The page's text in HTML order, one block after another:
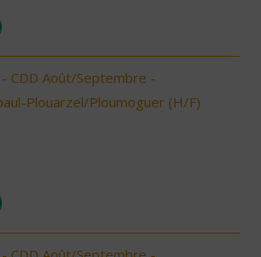
CDD Août/Septembre -
Plouarzel/Ploumoguer (H/F)